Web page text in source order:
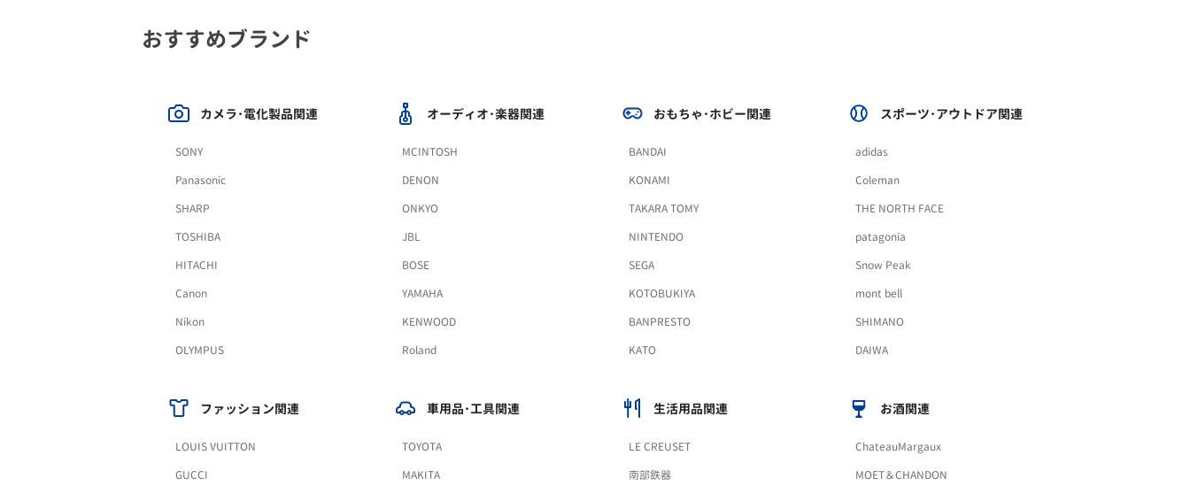
おすすめブランド
カメラ･電化製品関連
SONY
Panasonic
SHARP
TOSHIBA
HITACHI
Canon
Nikon
OLYMPUS
オーディオ･楽器関連
MCINTOSH
DENON
ONKYO
JBL
BOSE
YAMAHA
KENWOOD
Roland
おもちゃ･ホビー関連
BANDAI
KONAMI
TAKARA TOMY
NINTENDO
SEGA
KOTOBUKIYA
BANPRESTO
KATO
スポーツ･アウトドア関連
adidas
Coleman
THE NORTH FACE
patagonia
Snow Peak
mont bell
SHIMANO
DAIWA
ファッション関連
LOUIS VUITTON
GUCCI
車用品･工具関連
TOYOTA
MAKITA
生活用品関連
LE CREUSET
南部鉄器
お酒関連
ChateauMargaux
MOET＆CHANDON